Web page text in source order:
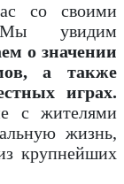
со своими
Мы увидим
о значении
а также
играх.
с жителями
жизнь,
крупнейших